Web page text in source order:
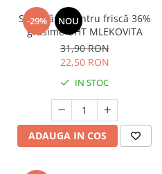
-29% NOU
Smântână pentru friscă 36%
grăsime UHT MLEKOVITA
31,90 RON
22,50 RON
IN STOC
ADAUGA IN COS